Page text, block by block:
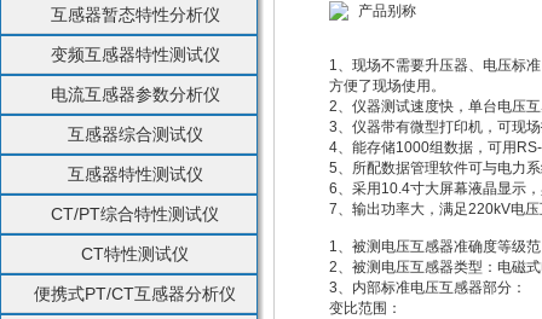
互感器暂态特性分析仪
变频互感器特性测试仪
电流互感器参数分析仪
互感器综合测试仪
互感器特性测试仪
CT/PT综合特性测试仪
CT特性测试仪
便携式PT/CT互感器分析仪
产品别称
1、现场不需要升压器、电压标
方便了现场使用。
2、仪器测试速度快，单台电压
3、仪器带有微型打印机，可现
4、能存储1000组数据，可用
5、所配数据管理软件可与电力
6、采用10.4寸大屏幕液晶显示
7、输出功率大，满足220kV电
1、被测电压互感器准确度等级
2、被测电压互感器类型：电磁
3、内部标准电压互感器部分：
变比范围：